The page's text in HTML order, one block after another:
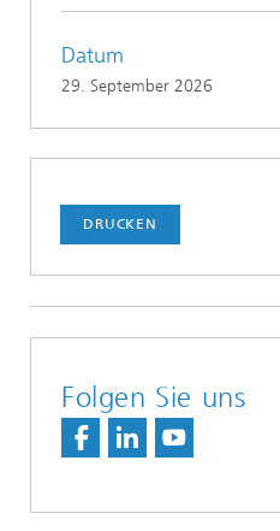
Datum
29. September 2026
DRUCKEN
Folgen Sie uns